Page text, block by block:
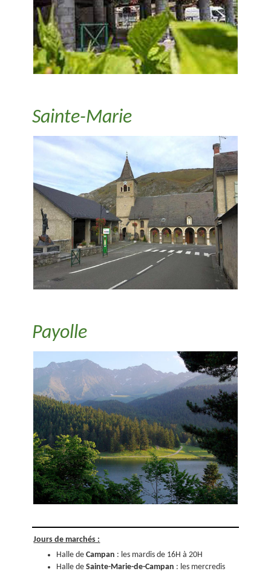
Sainte-Marie
Payolle
Jours de marchés :
Halle deCampan : les mardis de 16H à 20H
Halle deSainte-Marie-de-Campan : les mercredis